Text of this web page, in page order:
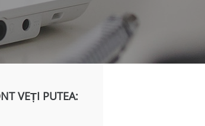
VEȚI PUTEA: